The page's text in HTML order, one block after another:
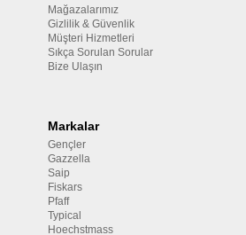
Mağazalarımız
Gizlilik & Güvenlik
Müşteri Hizmetleri
Sıkça Sorulan Sorular
Bize Ulaşın
Markalar
Gençler
Gazzella
Saip
Fiskars
Pfaff
Typical
Hoechstmass